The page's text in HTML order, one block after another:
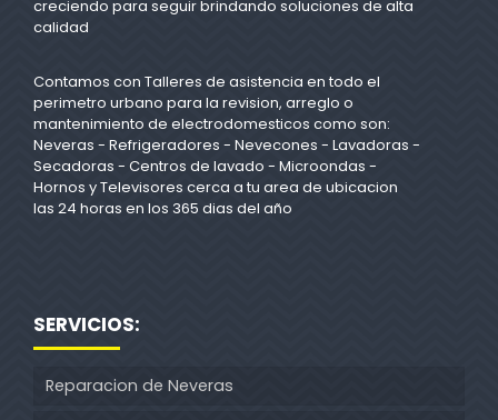
creciendo para seguir brindando soluciones de alta
calidad
Contamos con Talleres de asistencia en todo el
perimetro urbano para la revision, arreglo o
mantenimiento de electrodomesticos como son:
Neveras - Refrigeradores - Nevecones - Lavadoras -
Secadoras - Centros de lavado - Microondas -
Hornos y Televisores cerca a tu area de ubicacion
las 24 horas en los 365 dias del año
SERVICIOS:
Reparacion de Neveras